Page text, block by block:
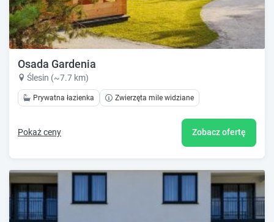
Osada Gardenia
Ślesin (~7.7 km)
Prywatna łazienka Zwierzęta mile widziane
Pokaż ceny Zobacz ofertę